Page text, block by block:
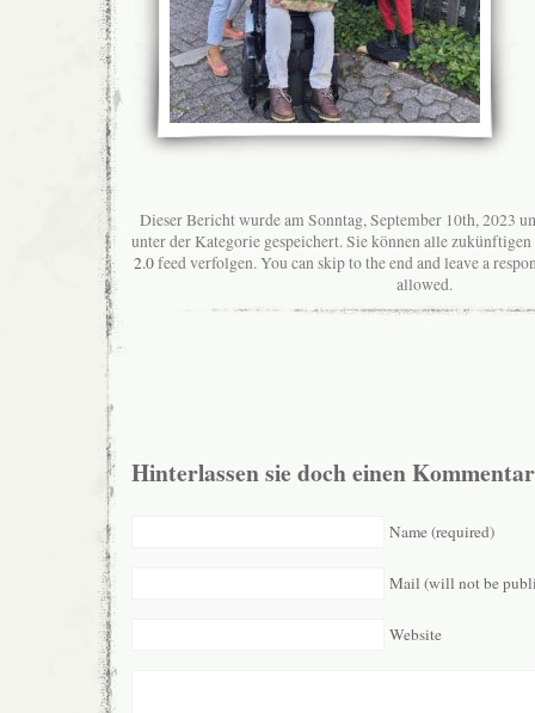
Dieser Bericht wurde am Sonntag, September 10th, 2023
unter der Kategorie gespeichert. Sie können alle
2.0feed verfolgen. You can skip to the end and leave a
allowed.
Hinterlassen sie doch einen
Name (required)
Mail (will not be
Website